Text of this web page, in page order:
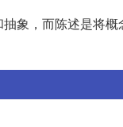
象，而陈述是将